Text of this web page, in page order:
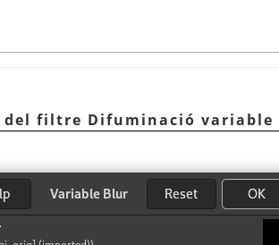
del filtre Difuminació variable